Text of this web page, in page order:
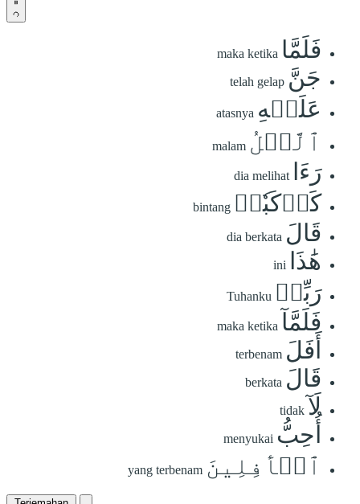
فَلَمَّا maka ketika
جَنَّ telah gelap
عَلَيۡهِ atasnya
ٱلَّيۡلُ malam
رَءَا dia melihat
كَوۡكَبٗاۖ bintang
قَالَ dia berkata
هَٰذَا ini
رَبِّيۖ Tuhanku
فَلَمَّآ maka ketika
أَفَلَ terbenam
قَالَ berkata
لَآ tidak
أُحِبُّ menyukai
ٱلۡأٓفِلِينَ yang terbenam